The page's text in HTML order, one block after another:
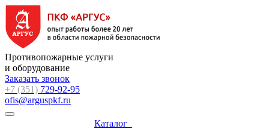
Противопожарные услуги
и оборудование
Заказать звонок
+7 (351) 729-92-95
ofis@arguspkf.ru
Каталог